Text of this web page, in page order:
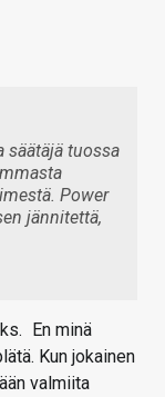
säätäjä tuossa
Power
jännitettä,
En minä
Kun jokainen
valmiita